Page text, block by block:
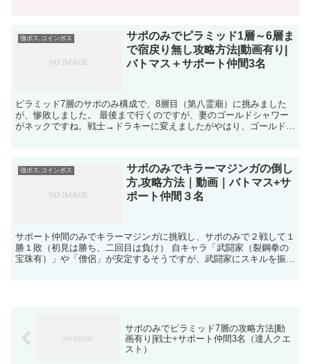
強ボス,コインボス
サポのみでピラミッド1層～6層ま
で宿戻り無し攻略方法|動画有り|
バトマス＋サポート仲間3名
ピラミッド7層のサポのみ構成で、8層目（第八霊廟）に挑みました
が、惨敗しました。 最後まで行くのですが、妻のゴールドシャワー
がネックですね。戦士→ドラキーに変えましたがやはり、ゴールドシ
強ボス,コインボス
サポのみでキラーマジンガの倒し
方,攻略方法｜動画｜バトマス+サ
ポート仲間３名
サポート仲間のみでキラーマジンガに挑戦し、サポのみで２戦して１
勝１敗（初見は勝ち、二回目は負け） 自キャラ「武闘家（裂鋼拳の
宝珠有）」や「僧侶」が安定するそうですが、武闘家にスキルを振っ
サポのみでピラミッド7層の攻略方法|動
画有り|戦士+サポート仲間3名（達人クエ
スト）